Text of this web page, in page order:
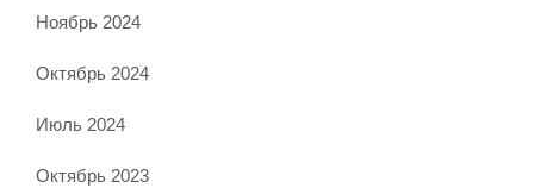
Ноябрь 2024
Октябрь 2024
Июль 2024
Октябрь 2023